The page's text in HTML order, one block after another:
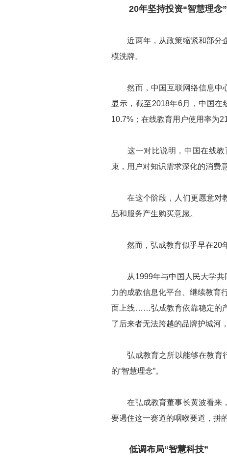
20年坚持投资“智慧理念”
近两年，从政策缩紧和部分企
模洗牌。
然而，中国互联网络信息中心
显示，截至2018年6月，中国
10.7%；在线教育用户使用率为
这一对比说明，中国在线教
束，用户对知识需求深化的消费
在这个阶段，人们更愿意对教
品和服务产生购买意愿。
然而，弘成教育似乎早在20年
从1999年与中国人民大学共
力的成教信息化平台、继续教育
面上线……弘成教育依靠稳定的
了后来者无法跨越的品牌护城河
弘成教育之所以能够在教育行
的“智慧理念”。
在弘成教育董事长黄波看来，
要遏住这一赛道的咽喉要道，拼
低调布局“智慧科技”